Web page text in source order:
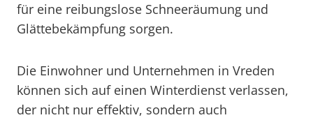
für eine reibungslose Schneeräumung und
Glättebekämpfung sorgen.
Die Einwohner und Unternehmen in Vreden
können sich auf einen Winterdienst verlassen,
der nicht nur effektiv, sondern auch